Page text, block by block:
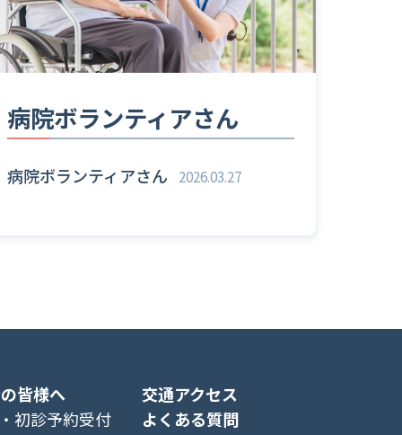
病院ボランティアさん
病院ボランティアさん 2026.03.27
皆様へ
初診予約受付
交通アクセス
よくある質問